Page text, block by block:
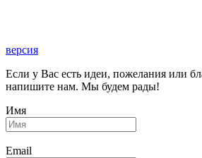
версия
Если у Вас есть идеи, пожелания или
напишите нам. Мы будем рады!
Имя
Email